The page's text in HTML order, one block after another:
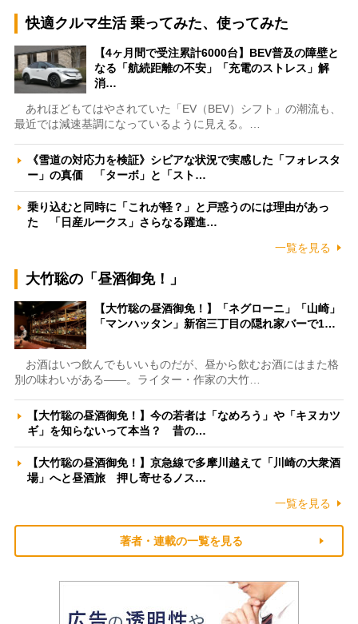
快適クルマ生活 乗ってみた、使ってみた
【4ヶ月間で受注累計6000台】BEV普及の障壁と
なる「航続距離の不安」「充電のストレス」解
消…
あれほどもてはやされていた「EV（BEV）シフト」の潮流も、
最近では減速基調になっているように見える。…
《雪道の対応力を検証》シビアな状況で実感した「フォレスタ
ー」の真価 「ターボ」と「スト…
乗り込むと同時に「これが軽？」と戸惑うのには理由があっ
た 「日産ルークス」さらなる躍進…
一覧を見る
大竹聡の「昼酒御免！」
【大竹聡の昼酒御免！】「ネグローニ」「山崎」
「マンハッタン」新宿三丁目の隠れ家バーで1…
お酒はいつ飲んでもいいものだが、昼から飲むお酒にはまた格
別の味わいがある――。ライター・作家の大竹…
【大竹聡の昼酒御免！】今の若者は「なめろう」や「キヌカツ
ギ」を知らないって本当？ 昔の…
【大竹聡の昼酒御免！】京急線で多摩川越えて「川崎の大衆酒
場」へと昼酒旅 押し寄せるノス…
一覧を見る
著者・連載の一覧を見る